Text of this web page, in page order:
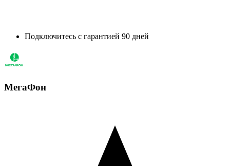
Подключитесь с гарантией 90 дней
МегаФон